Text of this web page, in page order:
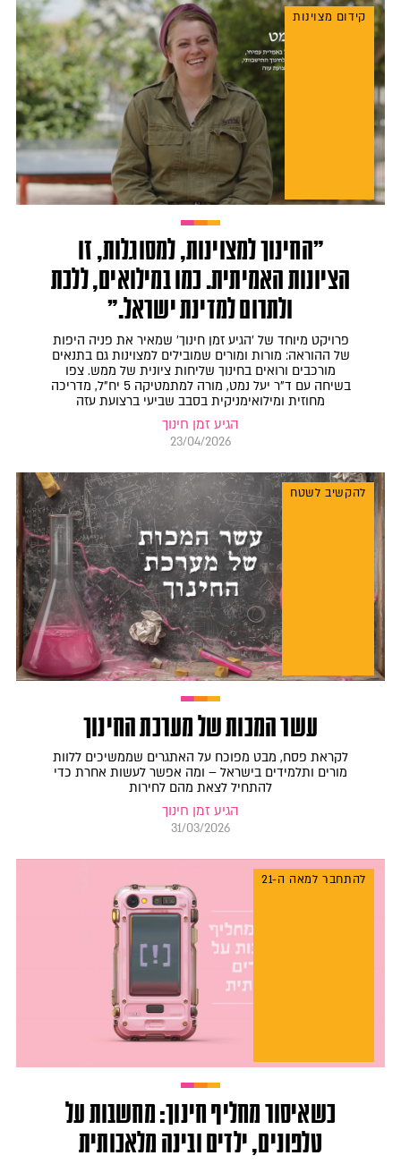
קידום מצוינות
"החינוך למצוינות, למסוגלות, זו
הציונות האמיתית. כמו במילואים, ללכת
ולתרום למדינת ישראל."
פרויקט מיוחד של 'הגיע זמן חינוך' שמאיר את פניה היפות
של ההוראה: מורות ומורים שמובילים למצוינות גם בתנאים
מורכבים ורואים בחינוך שליחות ציונית של ממש. צפו
בשיחה עם ד"ר יעל נמט, מורה למתמטיקה 5 יח"ל, מדריכה
מחוזית ומילואימניקית בסבב שביעי ברצועת עזה
הגיע זמן חינוך
23/04/2026
להקשיב לשטח
עשר המכות של מערכת החינוך
לקראת פסח, מבט מפוכח על האתגרים שממשיכים ללוות
מורים ותלמידים בישראל – ומה אפשר לעשות אחרת כדי
להתחיל לצאת מהם לחירות
הגיע זמן חינוך
31/03/2026
להתחבר למאה ה-21
כשאיסור מחליף חינוך: מחשבות על
טלפונים, ילדים ובינה מלאכותית